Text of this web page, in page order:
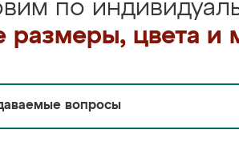
по
цвета и
вопросы